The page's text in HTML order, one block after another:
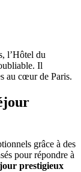
l’Hôtel du
Il
au cœur de Paris.
grâce à des
pour répondre à
prestigieux